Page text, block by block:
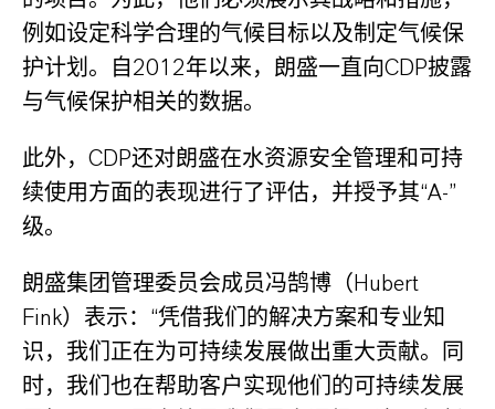
例如设定科学合理的气候目标以及制定气候保
护计划。自2012年以来，朗盛一直向CDP披露
与气候保护相关的数据。
此外，CDP还对朗盛在水资源安全管理和可持
续使用方面的表现进行了评估，并授予其“A-”
级。
朗盛集团管理委员会成员冯鹄博（Hubert
Fink）表示：“凭借我们的解决方案和专业知
识，我们正在为可持续发展做出重大贡献。同
时，我们也在帮助客户实现他们的可持续发展